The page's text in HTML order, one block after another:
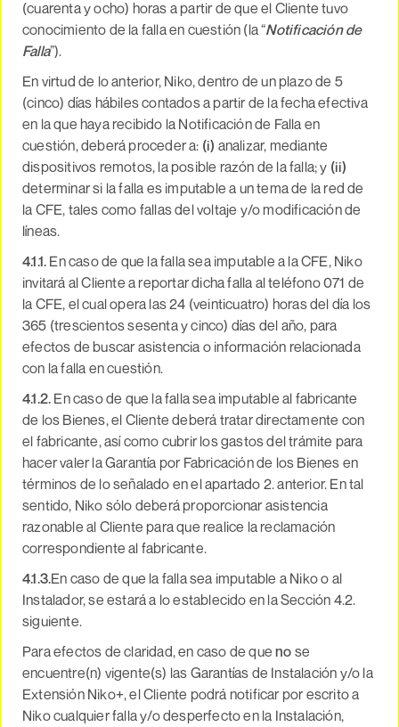
(cuarenta y ocho) horas a partir de que el Cliente tuvo
conocimiento de la falla en cuestión (la “Notificación de
Falla”).
En virtud de lo anterior, Niko, dentro de un plazo de 5
(cinco) días hábiles contados a partir de la fecha efectiva
en la que haya recibido la Notificación de Falla en
cuestión, deberá proceder a: (i) analizar, mediante
dispositivos remotos, la posible razón de la falla; y (ii)
determinar si la falla es imputable a un tema de la red de
la CFE, tales como fallas del voltaje y/o modificación de
líneas.
4.1.1. En caso de que la falla sea imputable a la CFE, Niko
invitará al Cliente a reportar dicha falla al teléfono 071 de
la CFE, el cual opera las 24 (veinticuatro) horas del día los
365 (trescientos sesenta y cinco) días del año, para
efectos de buscar asistencia o información relacionada
con la falla en cuestión.
4.1.2. En caso de que la falla sea imputable al fabricante
de los Bienes, el Cliente deberá tratar directamente con
el fabricante, así como cubrir los gastos del trámite para
hacer valer la Garantía por Fabricación de los Bienes en
términos de lo señalado en el apartado 2. anterior. En tal
sentido, Niko sólo deberá proporcionar asistencia
razonable al Cliente para que realice la reclamación
correspondiente al fabricante.
4.1.3.En caso de que la falla sea imputable a Niko o al
Instalador, se estará a lo establecido en la Sección 4.2.
siguiente.
Para efectos de claridad, en caso de queno se
encuentre(n) vigente(s) las Garantías de Instalación y/o la
Extensión Niko+, el Cliente podrá notificar por escrito a
Niko cualquier falla y/o desperfecto en la Instalación,